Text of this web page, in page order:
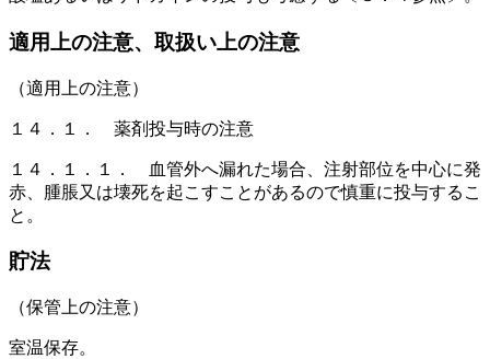
適用上の注意、取扱い上の注意
（適用上の注意）
１４．１． 薬剤投与時の注意
１４．１．１． 血管外へ漏れた場合、注射部位を中心に発
赤、腫脹又は壊死を起こすことがあるので慎重に投与するこ
と。
貯法
（保管上の注意）
室温保存。